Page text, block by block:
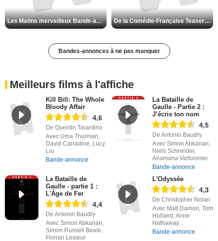
Les Matins merveilleux Bande-annonce VF De la Comédie-Française Teaser VF
Bandes-annonces à ne pas manquer
Meilleurs films à l'affiche
Kill Bill: The Whole
Bloody Affair
4,6
De Quentin Tarantino
Avec Uma Thurman,
David Carradine, Lucy
Liu
Bande-annonce
La Bataille de
Gaulle - Partie 2 :
J’écris ton nom
4,5
De Antonin Baudry
Avec Simon Abkarian,
Niels Schneider,
Anamaria Vartolomei
Bande-annonce
La Bataille de
Gaulle - partie 1 :
L'Âge de Fer
4,4
De Antonin Baudry
Avec Simon Abkarian,
Simon Russell Beale,
Florian Lesieur
L'Odyssée
4,3
De Christopher Nolan
Avec Matt Damon, Tom
Holland, Anne
Hathaway
Bande-annonce